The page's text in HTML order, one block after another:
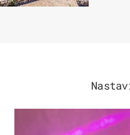
KULTURA & ZABAVA